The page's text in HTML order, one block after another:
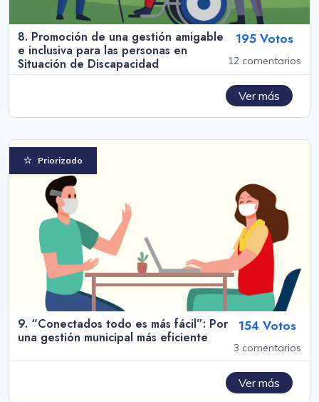
8. Promoción de una gestión amigable
e inclusiva para las personas en
Situación de Discapacidad
195 Votos
12 comentarios
Ver más
Priorizado
9. “Conectados todo es más fácil”: Por
una gestión municipal más eficiente
154 Votos
3 comentarios
Ver más